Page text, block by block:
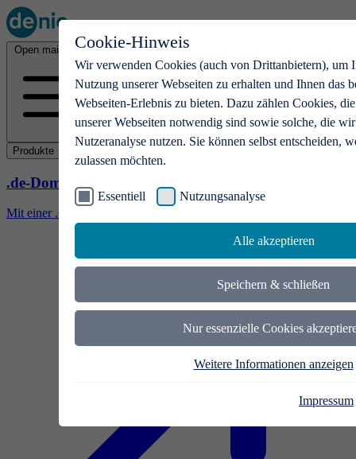
Cookie-Hinweis
Wir verwenden Cookies (auch von Drittanbietern), um
Nutzung unserer Webseiten zu erhalten und Ihnen das
Webseiten-Erlebnis zu bieten. Dazu zählen Cookies,
unserer Webseiten notwendig sind sowie solche, die
Nutzeranalyse nutzen. Sie können selbst entscheiden,
zulassen möchten.
Essentiell Nutzungsanalyse
Alle akzeptieren
Speichern & schließen
Nur essenzielle Cookies
Weitere Informationen anzeigen
Impressum
Open main menu
Produkte
.de-Domains
Mit einer .de-Domain erhalten Ideen eine Bühne